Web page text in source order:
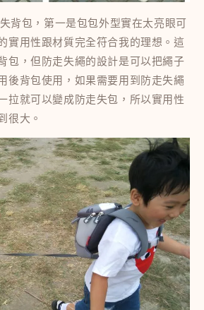
背包，第一是包包外型實在太亮眼可
實用性跟材質完全符合我的理想。這
包，但防走失繩的設計是可以把繩子
後背包使用，如果需要用到防走失繩
拉就可以變成防走失包，所以實用性
很大。